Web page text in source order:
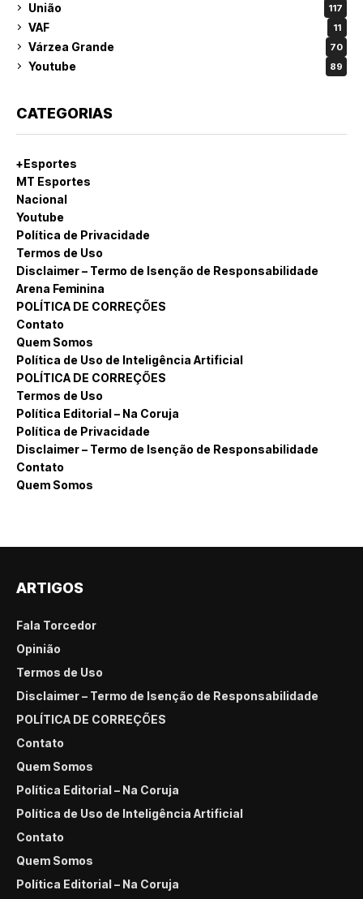
União 117
VAF 11
Várzea Grande 70
Youtube 89
CATEGORIAS
+Esportes
MT Esportes
Nacional
Youtube
Política de Privacidade
Termos de Uso
Disclaimer – Termo de Isenção de Responsabilidade
Arena Feminina
POLÍTICA DE CORREÇÕES
Contato
Quem Somos
Política de Uso de Inteligência Artificial
POLÍTICA DE CORREÇÕES
Termos de Uso
Política Editorial – Na Coruja
Política de Privacidade
Disclaimer – Termo de Isenção de Responsabilidade
Contato
Quem Somos
ARTIGOS
Fala Torcedor
Opinião
Termos de Uso
Disclaimer – Termo de Isenção de Responsabilidade
POLÍTICA DE CORREÇÕES
Contato
Quem Somos
Política Editorial – Na Coruja
Política de Uso de Inteligência Artificial
Contato
Quem Somos
Política Editorial – Na Coruja